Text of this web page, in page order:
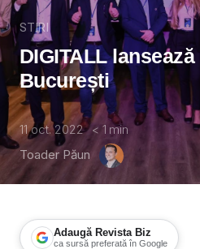
STIRI
DIGITALL
București
11 oct. 2022 < 1 min
Toader Păun
Adaugă Revista Biz
ca sursă preferată în Google